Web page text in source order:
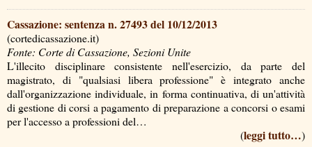
Cassazione: sentenza n. 27493 del 10/12/2013
(cortedicassazione.it)
Fonte: Corte di Cassazione, Sezioni Unite
L'illecito disciplinare consistente nell'esercizio, da parte del
magistrato, di "qualsiasi libera professione" è integrato anche
dall'organizzazione individuale, in forma continuativa, di un'attività
di gestione di corsi a pagamento di preparazione a concorsi o esami
per l'accesso a professioni del…
(leggi tutto…)